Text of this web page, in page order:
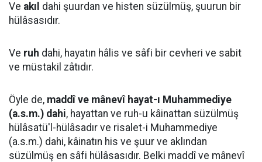
Ve akıl dahi şuurdan ve histen süzülmüş, şuurun bir
hülâsasıdır.
Ve ruh dahi, hayatın hâlis ve sâfi bir cevheri ve sabit
ve müstakil zâtıdır.
Öyle de, maddî ve mânevî hayat-ı Muhammediye
(a.s.m.) dahi, hayattan ve ruh-u kâinattan süzülmüş
hülâsatü'l-hülâsadır ve risalet-i Muhammediye
(a.s.m.) dahi, kâinatın his ve şuur ve aklından
süzülmüş en sâfi hülâsasıdır. Belki maddî ve mânevî